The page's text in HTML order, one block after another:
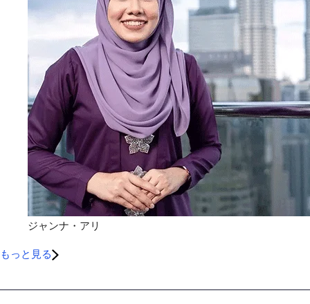
ジャンナ・アリ
もっと見る